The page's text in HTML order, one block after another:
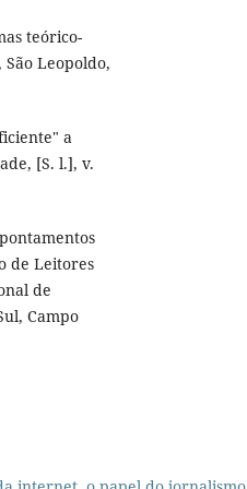
teórico-
Leopoldo,
a
[S. l.], v.
de Leitores
de
Campo